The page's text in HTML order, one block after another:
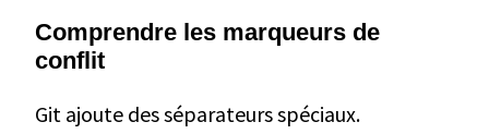
Comprendre les marqueurs de
conflit
Git ajoute des séparateurs spéciaux.